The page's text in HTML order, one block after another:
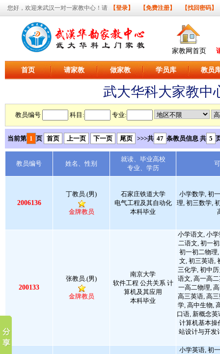
您好，欢迎来武汉一对一家教中心！请 【登录】 【免费注册】 【找回密码】
家教网首页
首页 请家教 做家教 学员库 教员
武大华科大家教中
教员编号 科目: 专业:
当前第 1 页 首页 上一页 下一页 尾页 >>>共 47 条教员信息 共 5
教员编号 姓名、性别
就读、毕业高校
专业、学历
2006136
丁教员.(男)
金牌教员
石家庄铁道大学
电气工程及其自动化
本科毕业
小学数学, 初
理, 初三数学,
200133
张教员.(男)
金牌教员
南京大学
软件工程 公共关系 计
算机及其应用
本科毕业
小学语文, 小
二语文, 初一
初一初二物理
文, 初三英语,
三化学, 初中
语文, 高一高
一高二物理,
高三英语, 高
学, 高中生物,
口语, 新概念
计算机基本操
站设计与开发
小学英语, 初